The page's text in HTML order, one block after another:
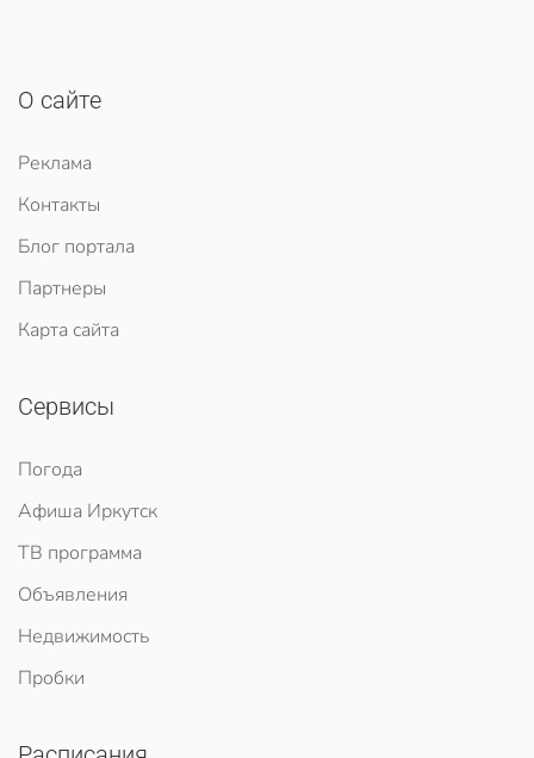
О сайте
Реклама
Контакты
Блог портала
Партнеры
Карта сайта
Сервисы
Погода
Афиша Иркутск
ТВ программа
Объявления
Недвижимость
Пробки